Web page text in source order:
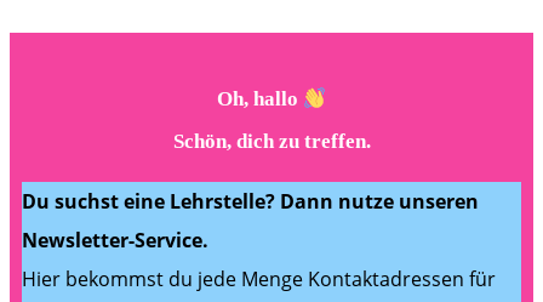
Oh, hallo
Schön, dich zu treffen.
Du suchst eine Lehrstelle? Dann nutze unseren
Newsletter-Service.
Hier bekommst du jede Menge Kontaktadressen für